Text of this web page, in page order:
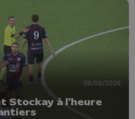
06/08/2026
Stockay à l'heure